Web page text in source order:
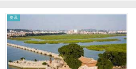
资讯